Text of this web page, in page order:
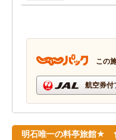
この
航空券付
明石唯一の料亭旅館★